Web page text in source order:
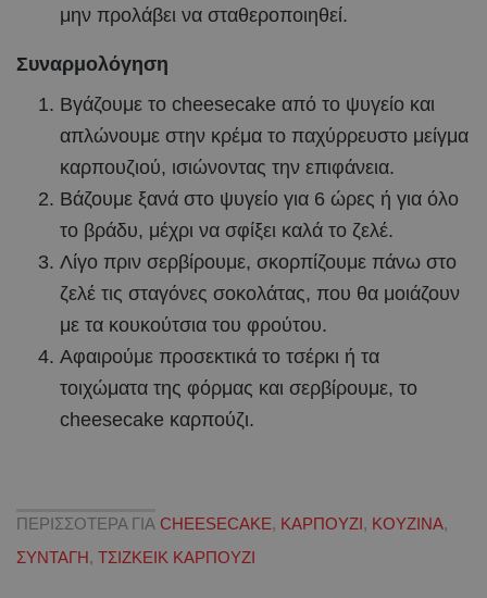
μην προλάβει να σταθεροποιηθεί.
Συναρμολόγηση
Βγάζουμε το cheesecake από το ψυγείο και
απλώνουμε στην κρέμα το παχύρρευστο μείγμα
καρπουζιού, ισιώνοντας την επιφάνεια.
Βάζουμε ξανά στο ψυγείο για 6 ώρες ή για όλο
το βράδυ, μέχρι να σφίξει καλά το ζελέ.
Λίγο πριν σερβίρουμε, σκορπίζουμε πάνω στο
ζελέ τις σταγόνες σοκολάτας, που θα μοιάζουν
με τα κουκούτσια του φρούτου.
Αφαιρούμε προσεκτικά το τσέρκι ή τα
τοιχώματα της φόρμας και σερβίρουμε, το
cheesecake καρπούζι.
ΠΕΡΙΣΣΟΤΕΡΑ ΓΙΑ CHEESECAKE, ΚΑΡΠΟΥΖΙ, ΚΟΥΖΙΝΑ,
ΣΥΝΤΑΓΗ, ΤΣΙΖΚΕΙΚ ΚΑΡΠΟΥΖΙ